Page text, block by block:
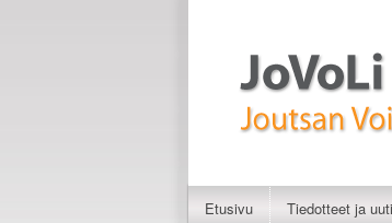
JoVoLi |
Siirry sisältöön
Siirry toissijaiseen
Etusivu Tiedotteet ja